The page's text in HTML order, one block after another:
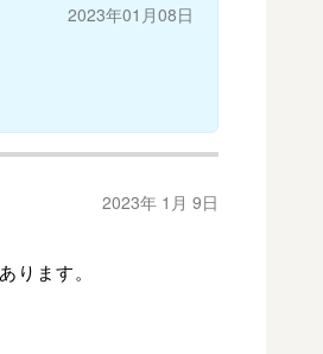
2023年01月08日
2023年 1月 9日
ります。